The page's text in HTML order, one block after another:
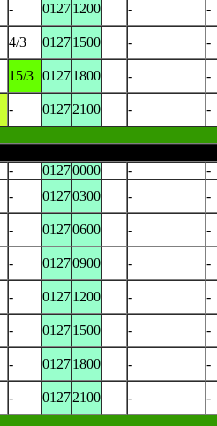
- 01271200 - -
4/3 01271500 - -
15/3 01271800 - -
- 01272100 -
-
- 01270000 -
-
- 01270300 - -
- 01270600 - -
- 01270900 - -
- 01271200 - -
- 01271500 - -
- 01271800 - -
- 01272100 -
-